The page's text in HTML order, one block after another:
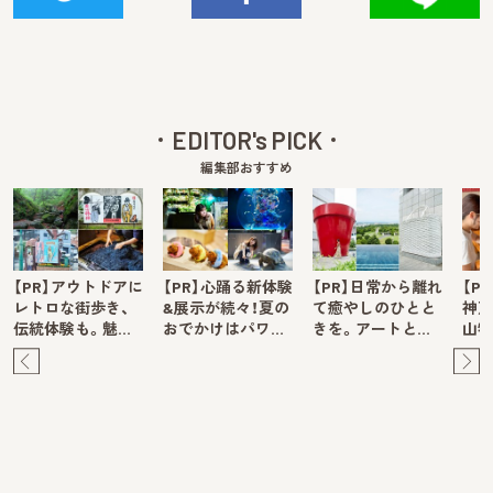
EDITOR's PICK
編集部おすすめ
【PR】アウトドアに
レトロな街歩き、
伝統体験も。魅…
【PR】心踊る新体験
&展示が続々！夏の
おでかけはパワ…
【PR】日常から離れ
て癒やしのひとと
きを。アートと…
【
神
山